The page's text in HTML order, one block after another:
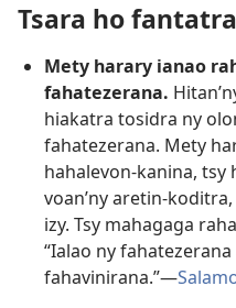
Tsara ho
Mety harary ianao
fahatezerana.
hiakatra tosidra ny
fahatezerana. Mety
hahalevon-kanina,
voan’ny aretin-
izy. Tsy mahagaga
“Ialao ny
fahavinirana.”—